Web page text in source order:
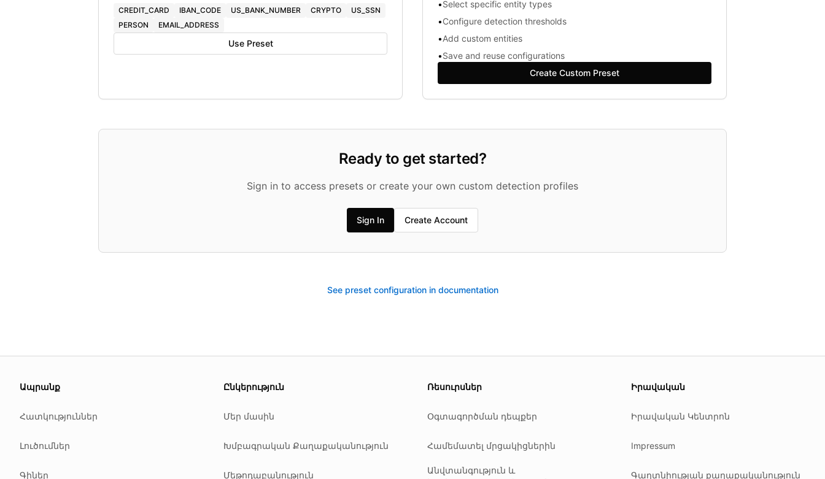
CREDIT_CARD IBAN_CODE US_BANK_NUMBER CRYPTO
US_SSN
PERSON
EMAIL_ADDRESS
Use Preset
•Select specific entity types
•Configure detection thresholds
•Add custom entities
•Save and reuse configurations
Create Custom Preset
Ready to get started?
Sign in to access presets or create your own custom detection profiles
Sign In Create Account
See preset configuration in documentation
We update this page when our platform or the law changes.
Each change shows up in the timestamp at the top.
Related reading
Ապրանք
Հատկություններ
Լուծումներ
Գիներ
Ընկերություն
Մեր մասին
Խմբագրական Քաղաքականություն
Մեթոդաբանություն
Ռեսուրսներ
Օգտագործման դեպքեր
Համեմատել մրցակիցներին
Անվտանգություն և
Իրավական
Իրավական Կենտրոն
Impressum
Գաղտնիության քաղաքականություն